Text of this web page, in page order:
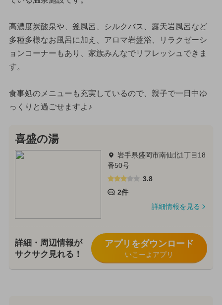
高濃度炭酸泉や、釜風呂、シルクバス、露天岩風呂など
多種多様なお風呂に加え、アロマ岩盤浴、リラクゼーシ
ョンコーナーもあり、家族みんなでリフレッシュできま
す。
食事処のメニューも充実しているので、親子で一日中ゆ
っくりと過ごせますよ♪
喜盛の湯
岩手県盛岡市南仙北1丁目18
番50号
3.8
2件
詳細情報を見る
詳細・周辺情報が
サクサク見れる！
アプリをダウンロード
いこーよアプリ